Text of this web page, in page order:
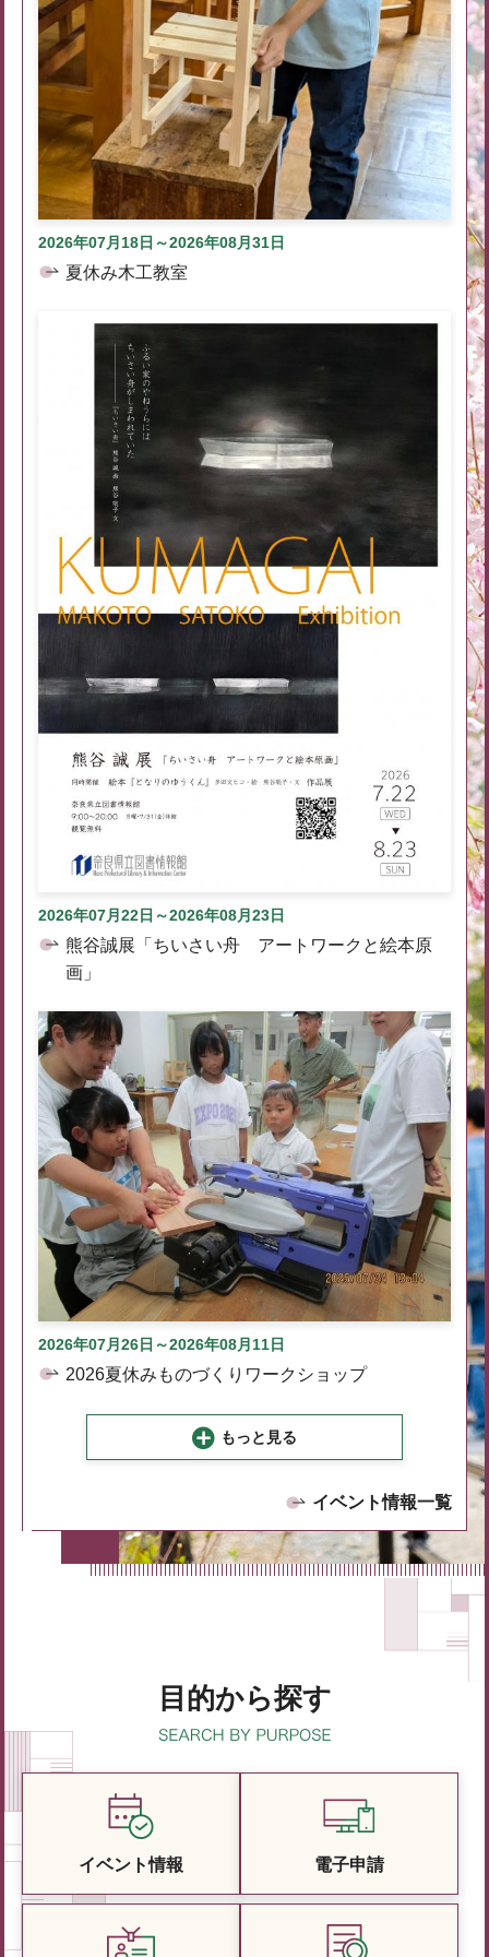
2026年07月18日～2026年08月31日
夏休み木工教室
2026年07月22日～2026年08月23日
熊谷誠展「ちいさい舟 アートワークと絵本原
画」
2026年07月26日～2026年08月11日
2026夏休みものづくりワークショップ
もっと見る
イベント情報一覧
目的から探す
イベント情報 電子申請